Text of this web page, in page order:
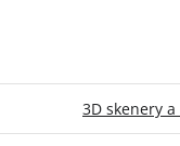
3D skenery